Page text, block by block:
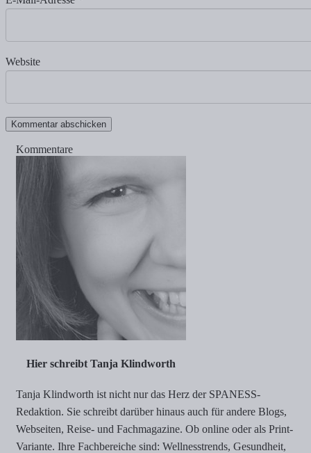
Website
Kommentare
Hier schreibt Tanja Klindworth
Tanja Klindworth ist nicht nur das Herz der SPANESS-
Redaktion. Sie schreibt darüber hinaus auch für andere Blogs,
Webseiten, Reise- und Fachmagazine. Ob online oder als Print-
Variante. Ihre Fachbereiche sind: Wellnesstrends, Gesundheit,